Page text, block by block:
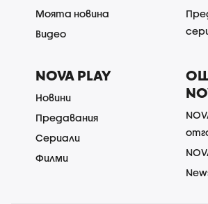
Моята новина
Видео
NOVA PLAY
Новини
Предавания
Сериали
Филми